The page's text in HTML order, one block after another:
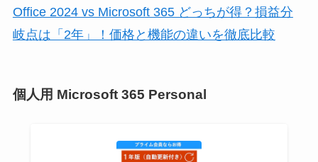
Office 2024 vs Microsoft 365 どっちが得？損益分
岐点は「2年」！価格と機能の違いを徹底比較
個人用 Microsoft 365 Personal